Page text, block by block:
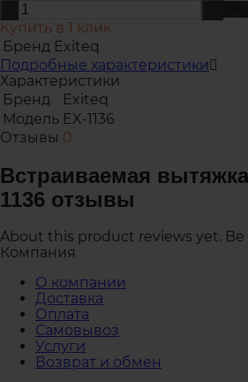
Купить в 1 клик
Бренд Exiteq
Подробные характеристики
Характеристики
Бренд
Exiteq
Модель EX-1136
Отзывы 0
Встраиваемая
1136 отзывы
About this product reviews yet.
Компания
О компании
Доставка
Оплата
Самовывоз
Услуги
Возврат и обмен